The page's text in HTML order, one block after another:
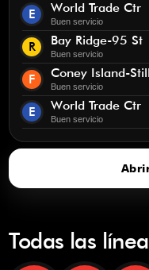
E World Trade Ctr
Buen servicio
R Bay Ridge-95 St
Buen servicio
F Coney Island-
Buen servicio
E World Trade Ctr
Buen servicio
Todas las